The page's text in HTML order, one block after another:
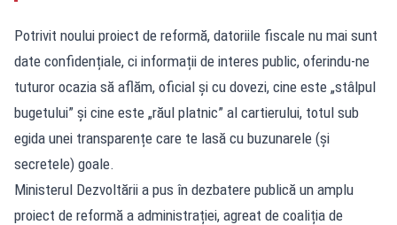
Potrivit noului proiect de reformă, datoriile fiscale nu mai sunt
date confidențiale, ci informații de interes public, oferindu-ne
tuturor ocazia să aflăm, oficial și cu dovezi, cine este „stâlpul
bugetului” și cine este „răul platnic” al cartierului, totul sub
egida unei transparențe care te lasă cu buzunarele (și
secretele) goale.
Ministerul Dezvoltării a pus în dezbatere publică un amplu
proiect de reformă a administrației, agreat de coaliția de